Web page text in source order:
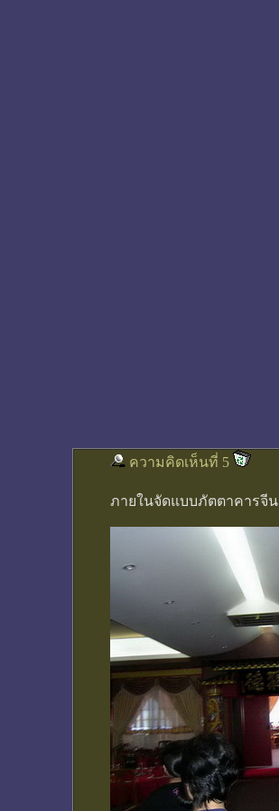
ความคิดเห็นที่ 5
ภายในจัดแบบภัตตาคารจีน